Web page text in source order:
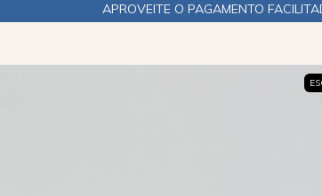
APROVEITE O PAGAMENTO